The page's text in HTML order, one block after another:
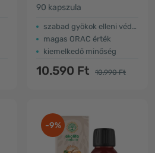
90 kapszula
szabad gyökok elleni védelem
magas ORAC érték
kiemelkedő minőség
10.590 Ft 10.990 Ft
-9%